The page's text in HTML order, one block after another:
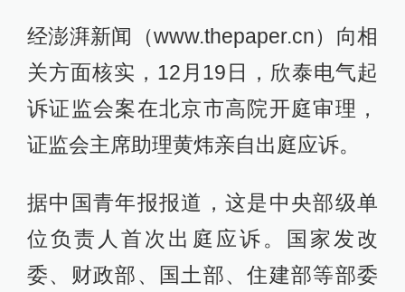
经澎湃新闻（www.thepaper.cn）向相
关方面核实，12月19日，欣泰电气起
诉证监会案在北京市高院开庭审理，
证监会主席助理黄炜亲自出庭应诉。
据中国青年报报道，这是中央部级单
位负责人首次出庭应诉。国家发改
委、财政部、国土部、住建部等部委